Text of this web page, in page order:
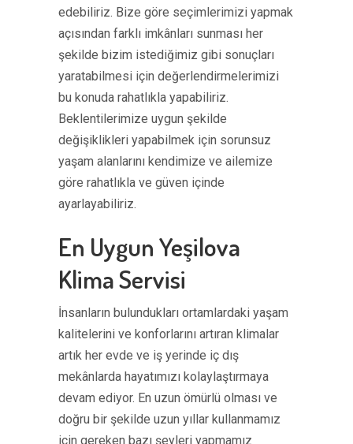
edebiliriz. Bize göre seçimlerimizi yapmak
açısından farklı imkânları sunması her
şekilde bizim istediğimiz gibi sonuçları
yaratabilmesi için değerlendirmelerimizi
bu konuda rahatlıkla yapabiliriz.
Beklentilerimize uygun şekilde
değişiklikleri yapabilmek için sorunsuz
yaşam alanlarını kendimize ve ailemize
göre rahatlıkla ve güven içinde
ayarlayabiliriz.
En Uygun Yeşilova
Klima Servisi
İnsanların bulundukları ortamlardaki yaşam
kalitelerini ve konforlarını artıran klimalar
artık her evde ve iş yerinde iç dış
mekânlarda hayatımızı kolaylaştırmaya
devam ediyor. En uzun ömürlü olması ve
doğru bir şekilde uzun yıllar kullanmamız
için gereken bazı şeyleri yapmamız